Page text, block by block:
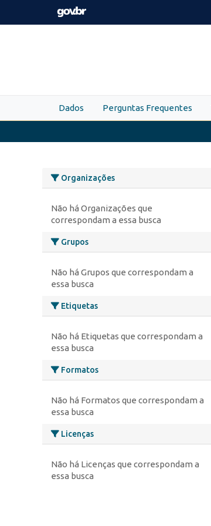
Skip to main content
Dados Perguntas Frequentes
Organizações
Não há Organizações que
correspondam a essa busca
Grupos
Não há Grupos que correspondam a
essa busca
Etiquetas
Não há Etiquetas que correspondam a
essa busca
Formatos
Não há Formatos que correspondam a
essa busca
Licenças
Não há Licenças que correspondam a
essa busca